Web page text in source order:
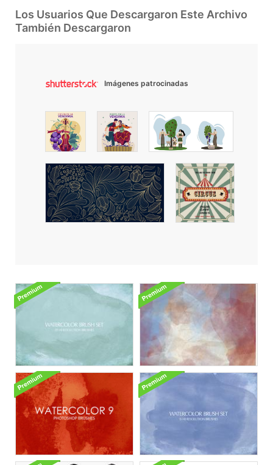
Los Usuarios Que Descargaron Este Archivo
También Descargaron
Imágenes patrocinadas